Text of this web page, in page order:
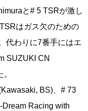
と# 5 TSRが激し
はガス欠のための
代わりに7番手にはエ
SUZUKI CN
BS)、# 73
Racing with